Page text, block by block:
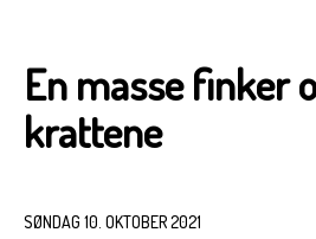
En masse finker
krattene
SØNDAG 10. OKTOBER 2021